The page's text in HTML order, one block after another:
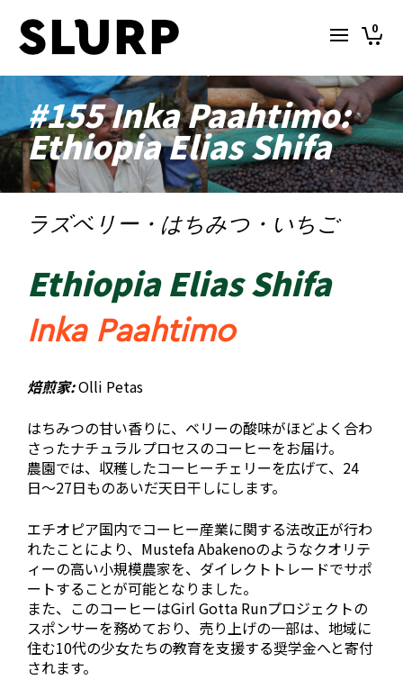
0
#155 Inka Paahtimo:
Ethiopia Elias Shifa
ラズベリー・はちみつ・いちご
Ethiopia Elias Shifa
Inka Paahtimo
焙煎家:Olli Petas
はちみつの甘い香りに、ベリーの酸味がほどよく合わ
さったナチュラルプロセスのコーヒーをお届け。
農園では、収穫したコーヒーチェリーを広げて、24
日〜27日ものあいだ天日干しにします。
エチオピア国内でコーヒー産業に関する法改正が行わ
れたことにより、Mustefa Abakenoのようなクオリテ
ィーの高い小規模農家を、ダイレクトトレードでサポ
ートすることが可能となりました。
また、このコーヒーはGirl Gotta Runプロジェクトの
スポンサーを務めており、売り上げの一部は、地域に
住む10代の少女たちの教育を支援する奨学金へと寄付
されます。